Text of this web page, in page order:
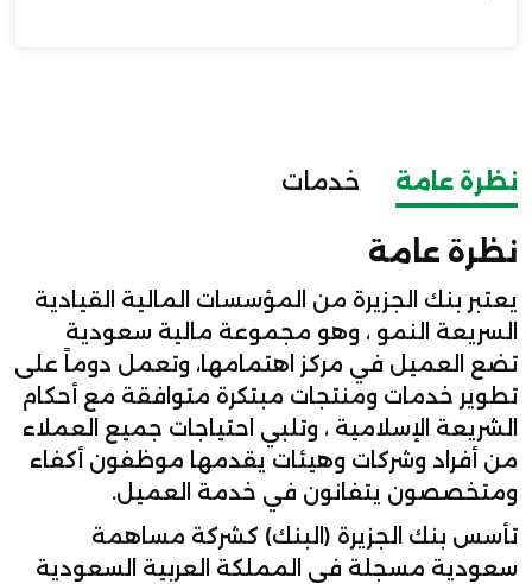
نظرة عامة خدمات
نظرة عامة
يعتبر بنك الجزيرة من المؤسسات المالية القيادية
السريعة النمو ، وهو مجموعة مالية سعودية
تضع العميل في مركز اهتمامها، وتعمل دوماً على
تطوير خدمات ومنتجات مبتكرة متوافقة مع أحكام
الشريعة الإسلامية ، وتلبي احتياجات جميع العملاء
من أفراد وشركات وهيئات يقدمها موظفون أكفاء
ومتخصصون يتفانون في خدمة العميل.
تأسس بنك الجزيرة (البنك) كشركة مساهمة
سعودية مسجلة في المملكة العربية السعودية